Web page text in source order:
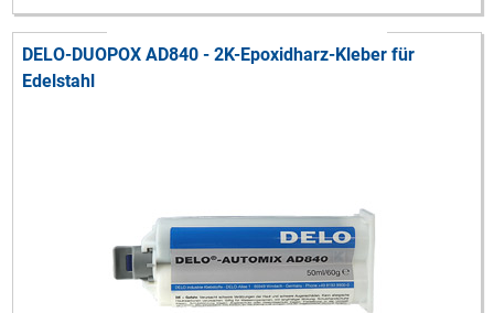
DELO-DUOPOX AD840 - 2K-Epoxidharz-Kleber für
Edelstahl